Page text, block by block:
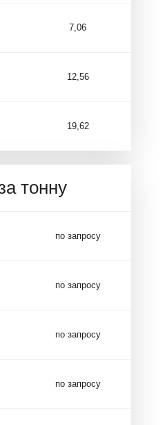
7,06
12,56
19,62
тонну
по запросу
по запросу
по запросу
по запросу